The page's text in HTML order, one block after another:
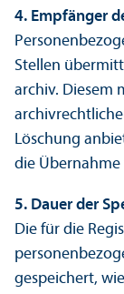
4. Empfänger
Stellen
archiv. Diesem
Löschung
die
5. Dauer der
Die für die
gespeichert,